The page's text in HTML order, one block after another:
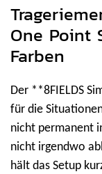
One Point
Farben
Der **8FIELDS
für die
nicht permanent
nicht irgendwo
hält das Setup